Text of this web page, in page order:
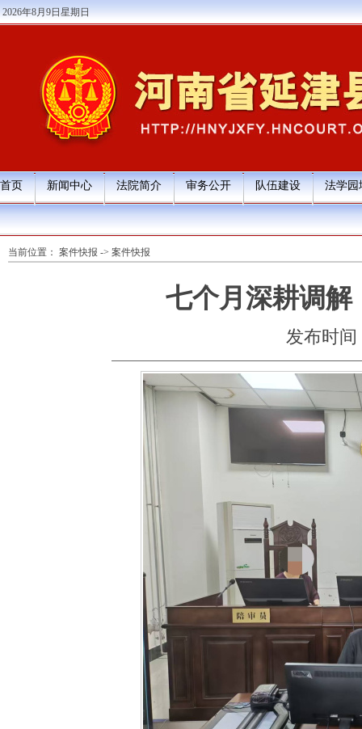
2026年8月9日星期日
首页 新闻中心 法院简介 审务公开 队伍建设 法学园
当前位置： 案件快报 -> 案件快报
七个月深耕调解
发布时间